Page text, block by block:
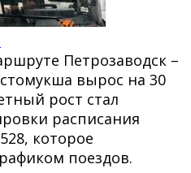
Петрозаводск –
вырос на 30
рост стал
расписания
которое
поездов.